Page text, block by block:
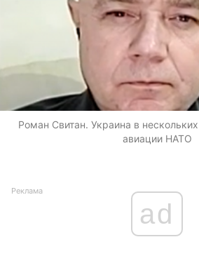
Роман Свитан. Украина в
авиации НАТО
Реклама
ad